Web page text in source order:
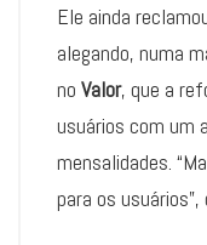
Ele ainda
alegando, numa
no Valor, que a
usuários com um
mensalidades.
para os